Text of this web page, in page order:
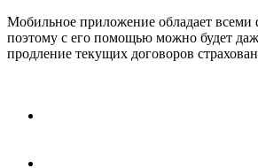
Мобильное приложение обладает
поэтому с его помощью можно будет
продление текущих договоров